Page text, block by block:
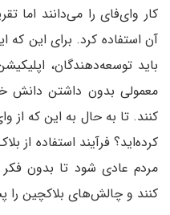
کار وای‌فای را می‌دانند اما
آن استفاده کرد. برای این که
باید توسعه‌دهندگان،
معمولی بدون داشتن دانش
کنند. تا به حال به این که از
کرده‌اید؟ فرآیند استفاده از
مردم عادی شود تا بدون فکر
کنند و چالش‌های بلاکچین را